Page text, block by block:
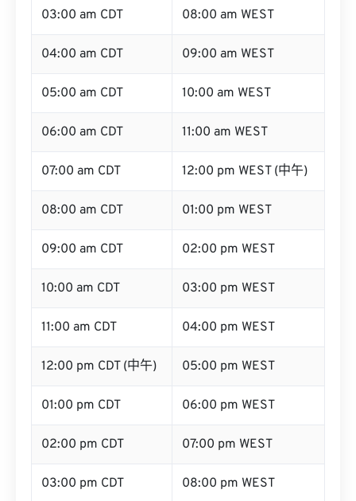
03:00 am CDT 08:00 am WEST
04:00 am CDT 09:00 am WEST
05:00 am CDT 10:00 am WEST
06:00 am CDT 11:00 am WEST
07:00 am CDT 12:00 pm WEST (中午)
08:00 am CDT 01:00 pm WEST
09:00 am CDT 02:00 pm WEST
10:00 am CDT 03:00 pm WEST
11:00 am CDT 04:00 pm WEST
12:00 pm CDT (中午) 05:00 pm WEST
01:00 pm CDT 06:00 pm WEST
02:00 pm CDT 07:00 pm WEST
03:00 pm CDT 08:00 pm WEST